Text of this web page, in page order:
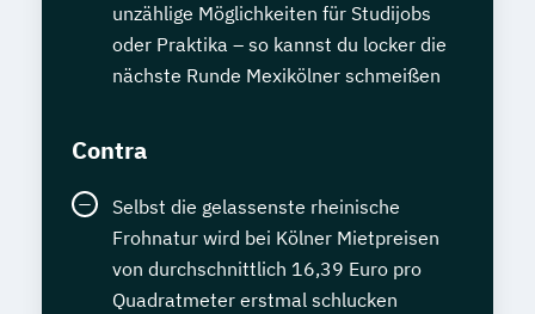
unzählige Möglichkeiten für Studijobs
oder Praktika – so kannst du locker die
nächste Runde Mexikölner schmeißen
Contra
Selbst die gelassenste rheinische
Frohnatur wird bei Kölner Mietpreisen
von durchschnittlich 16,39 Euro pro
Quadratmeter erstmal schlucken